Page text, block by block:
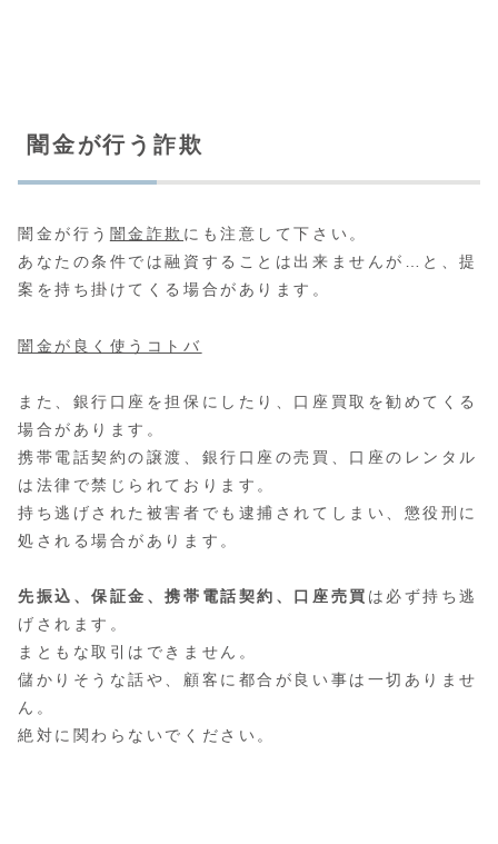
闇金が行う詐欺
闇金が行う 闇金詐欺 にも注意して下さい。
あなたの条件では融資することは出来ませんが…と、提
案を持ち掛けてくる場合があります。
闇金が良く使うコトバ
また、銀行口座を担保にしたり、口座買取を勧めてくる
場合があります。
携帯電話契約の譲渡、銀行口座の売買、口座のレンタル
は法律で禁じられております。
持ち逃げされた被害者でも逮捕されてしまい、懲役刑に
処される場合があります。
先振込、保証金、携帯電話契約、口座売買 は必ず持ち逃
げされます。
まともな取引はできません。
儲かりそうな話や、顧客に都合が良い事は一切ありませ
ん。
絶対に関わらないでください。